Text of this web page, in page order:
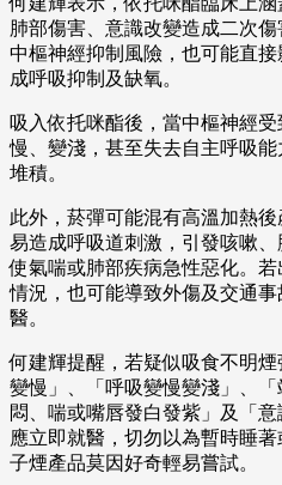
肺部傷害、意識改變造成二次
中樞神經抑制風險，也可能直
成呼吸抑制及缺氧。
吸入依托咪酯後，當中樞神經
慢、變淺，甚至失去自主呼吸
堆積。
此外，菸彈可能混有高溫加熱
易造成呼吸道刺激，引發咳嗽
使氣喘或肺部疾病急性惡化。
情況，也可能導致外傷及交通
醫。
何建輝提醒，若疑似吸食不明
變慢」、「呼吸變慢變淺」、
悶、喘或嘴唇發白發紫」及「
應立即就醫，切勿以為暫時睡
子煙產品莫因好奇輕易嘗試。